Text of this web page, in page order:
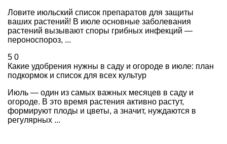
Ловите июльский список препаратов для защиты
ваших растений! В июле основные заболевания
растений вызывают споры грибных инфекций —
пероноспороз, ...
5 0
Какие удобрения нужны в саду и огороде в июле: план
подкормок и список для всех культур
Июль — один из самых важных месяцев в саду и
огороде. В это время растения активно растут,
формируют плоды и цветы, а значит, нуждаются в
регулярных ...